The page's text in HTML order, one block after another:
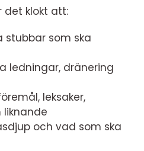
det klokt att:
stubbar som ska
ledningar, dränering
leksaker,
och vad som ska